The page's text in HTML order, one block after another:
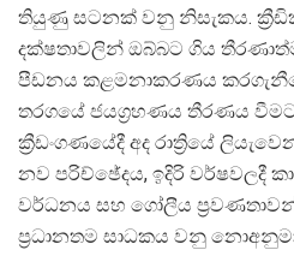
තියුණු සටනක් වනු නිසැකය. ක්
දක්ෂතාවලින් ඔබ්බට ගිය
පීඩනය කළමනාකරණය
තරගයේ ජයග්රහණය තීරණය
ක්රීඩංගණයේදී අද රාත්රියේ
නව පරිච්ඡේදය, ඉදිරි වර්‌ෂවලදී
වර්ධනය සහ ගෝලීය ප්
ප්රධානතම සාධකය වනු